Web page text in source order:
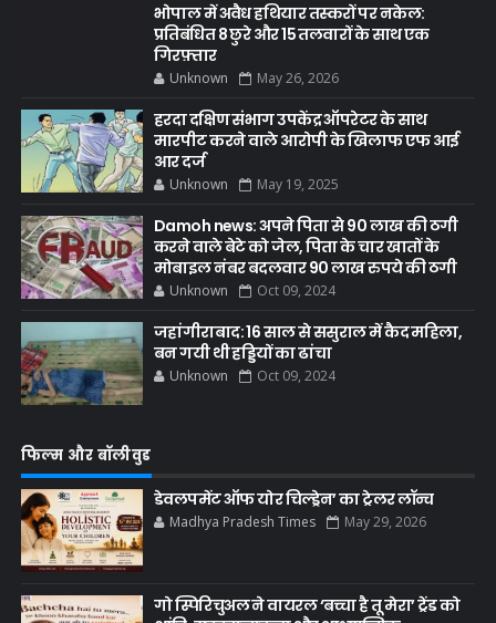
भोपाल में अवैध हथियार तस्करों पर नकेल:
प्रतिबंधित 8 छुरे और 15 तलवारों के साथ एक
गिरफ़्तार
Unknown May 26, 2026
हरदा दक्षिण संभाग उपकेंद्र ऑपरेटर के साथ
मारपीट करने वाले आरोपी के खिलाफ एफ आई
आर दर्ज
Unknown May 19, 2025
Damoh news: अपने पिता से 90 लाख की ठगी
करने वाले बेटे को जेल, पिता के चार खातों के
मोबाइल नंबर बदलवार 90 लाख रुपये की ठगी
Unknown Oct 09, 2024
जहांगीराबाद: 16 साल से ससुराल में कैद महिला,
बन गयी थी हड्डियों का ढांचा
Unknown Oct 09, 2024
फिल्म और बॉलीवुड
डेवलपमेंट ऑफ योर चिल्ड्रेन’ का ट्रेलर लॉन्च
Madhya Pradesh Times May 29, 2026
गो स्पिरिचुअल ने वायरल ‘बच्चा है तू मेरा’ ट्रेंड को